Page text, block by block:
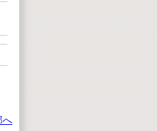
へ